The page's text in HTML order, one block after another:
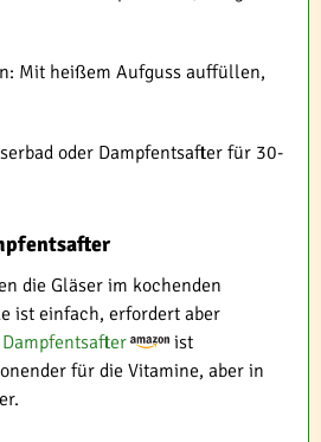
Mit heißem Aufguss auffüllen,
oder Dampfentsafter für 30-
die Gläser im kochenden
ist einfach, erfordert aber
Dampfentsafter
ist
für die Vitamine, aber in